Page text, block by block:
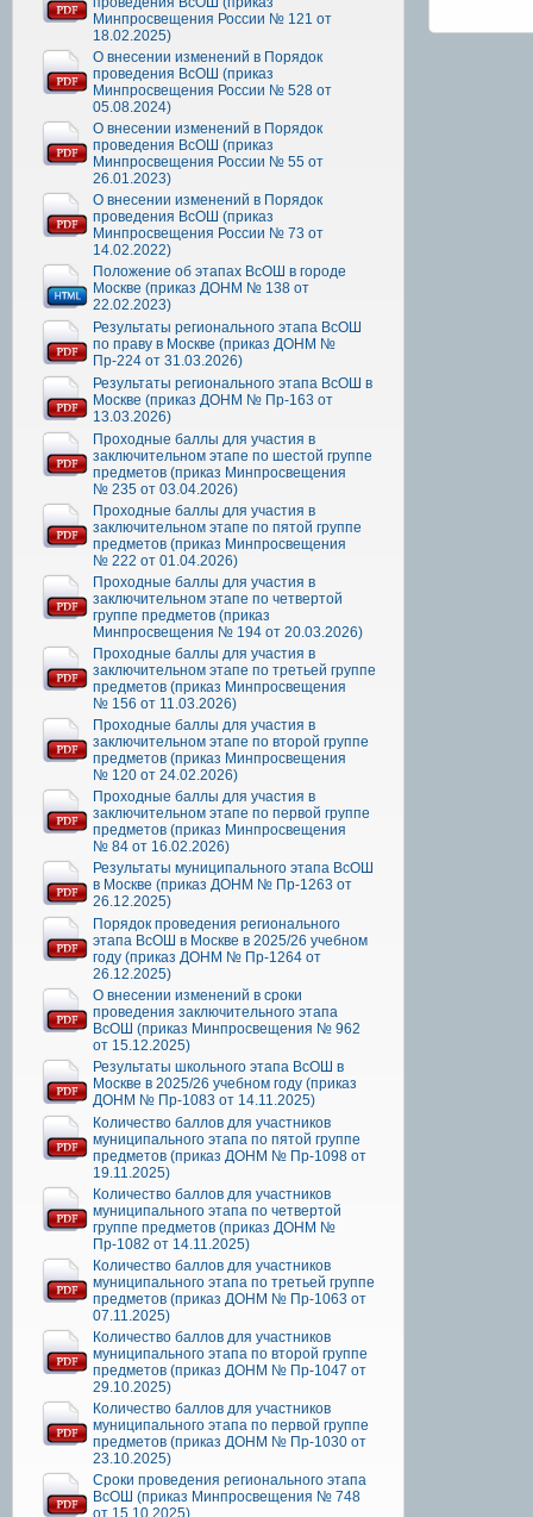
Минпросвещения России № 121 от
18.02.2025)
О внесении изменений в Порядок
проведения ВсОШ (приказ
Минпросвещения России № 528 от
05.08.2024)
О внесении изменений в Порядок
проведения ВсОШ (приказ
Минпросвещения России № 55 от
26.01.2023)
О внесении изменений в Порядок
проведения ВсОШ (приказ
Минпросвещения России № 73 от
14.02.2022)
Положение об этапах ВсОШ в городе
Москве (приказ ДОНМ № 138 от
22.02.2023)
Результаты регионального этапа ВсОШ
по праву в Москве (приказ ДОНМ №
Пр-224 от 31.03.2026)
Результаты регионального этапа ВсОШ в
Москве (приказ ДОНМ № Пр-163 от
13.03.2026)
Проходные баллы для участия в
заключительном этапе по шестой группе
предметов (приказ Минпросвещения
№ 235 от 03.04.2026)
Проходные баллы для участия в
заключительном этапе по пятой группе
предметов (приказ Минпросвещения
№ 222 от 01.04.2026)
Проходные баллы для участия в
заключительном этапе по четвертой
группе предметов (приказ
Минпросвещения № 194 от 20.03.2026)
Проходные баллы для участия в
заключительном этапе по третьей группе
предметов (приказ Минпросвещения
№ 156 от 11.03.2026)
Проходные баллы для участия в
заключительном этапе по второй группе
предметов (приказ Минпросвещения
№ 120 от 24.02.2026)
Проходные баллы для участия в
заключительном этапе по первой группе
предметов (приказ Минпросвещения
№ 84 от 16.02.2026)
Результаты муниципального этапа ВсОШ
в Москве (приказ ДОНМ № Пр-1263 от
26.12.2025)
Порядок проведения регионального
этапа ВсОШ в Москве в 2025/26 учебном
году (приказ ДОНМ № Пр-1264 от
26.12.2025)
О внесении изменений в сроки
проведения заключительного этапа
ВсОШ (приказ Минпросвещения № 962
от 15.12.2025)
Результаты школьного этапа ВсОШ в
Москве в 2025/26 учебном году (приказ
ДОНМ № Пр-1083 от 14.11.2025)
Количество баллов для участников
муниципального этапа по пятой группе
предметов (приказ ДОНМ № Пр-1098 от
19.11.2025)
Количество баллов для участников
муниципального этапа по четвертой
группе предметов (приказ ДОНМ №
Пр-1082 от 14.11.2025)
Количество баллов для участников
муниципального этапа по третьей группе
предметов (приказ ДОНМ № Пр-1063 от
07.11.2025)
Количество баллов для участников
муниципального этапа по второй группе
предметов (приказ ДОНМ № Пр-1047 от
29.10.2025)
Количество баллов для участников
муниципального этапа по первой группе
предметов (приказ ДОНМ № Пр-1030 от
23.10.2025)
Сроки проведения регионального этапа
ВсОШ (приказ Минпросвещения № 748
от 15.10.2025)